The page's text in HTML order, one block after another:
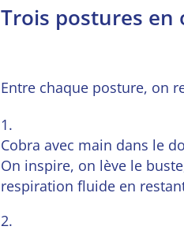
Trois postures
Entre chaque posture, on
Cobra avec main dans le
On inspire, on lève le
respiration fluide en